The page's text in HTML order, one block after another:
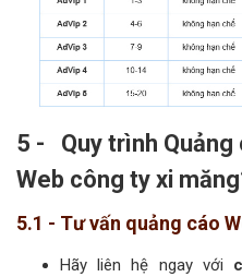
5 - Quy trình Quảng
Web công ty xi
5.1 - Tư vấn quảng cáo
Hãy liên hệ ngay với